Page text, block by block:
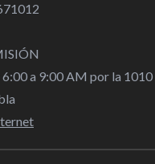
6:00 a 9:00 AM por la